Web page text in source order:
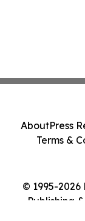
© 1995-
Publishing
AboutPress
Terms &